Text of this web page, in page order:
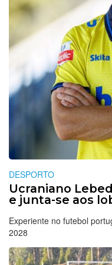
DESPORTO
Ucraniano
e junta-se aos
Experiente no futebol
2028